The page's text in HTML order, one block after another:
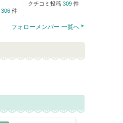
306 件
クチコミ投稿 309 件
フォローメンバー 一覧へ